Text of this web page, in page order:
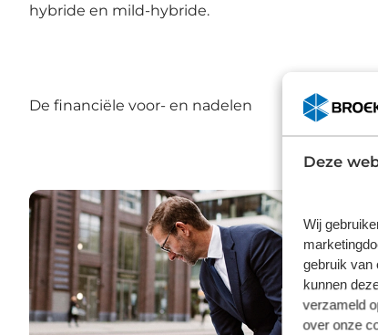
Deze
Wij
gebruik van
kunnen
verzameld
over onze
hybride en mild-hybride.
De financiële voor- en nadelen